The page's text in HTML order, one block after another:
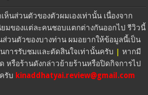
ห็นส่วนตัวของตัวผมเองเท่านั้น เนื่องจาก
มของแต่ละคนชอบแตกต่างกันออกไป รีวิวนี้
ส่วนตัวของบางท่าน ผมอยากให้ข้อมูลนี้เป็น
การรับชมและตัดสินใจเท่านั้นครับ | หากมี
หรือร้านดังกล่าวย้ายร้านหรือปิดกิจการไป
รับ kinaddhatyai.review@gmail.com